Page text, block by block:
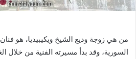
من هي زوجة وديع الشيخ ويكيبيديا، هو
السورية، وقد بدأ مسيرته الفنية من خلال